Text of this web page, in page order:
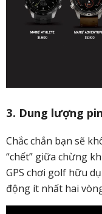
3. Dung lượng pin
Chắc chắn bạn sẽ
“chết” giữa chừng
GPS chơi golf hữu
động ít nhất hai